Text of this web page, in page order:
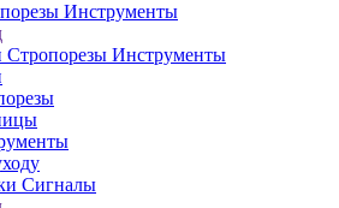
Инструменты
Инструменты
Сигналы